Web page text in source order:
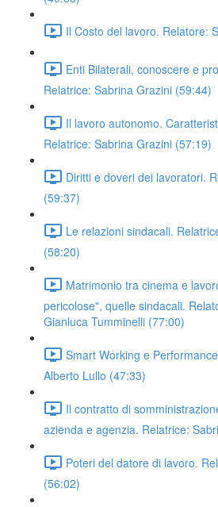
Il Costo del lavoro. Relatore:
Enti Bilaterali, conoscere e
Relatrice: Sabrina Grazini (59:44)
Il lavoro autonomo.
Relatrice: Sabrina Grazini (57:19)
Diritti e doveri dei lavoratori.
(59:37)
Le relazioni sindacali.
(58:20)
Matrimonio tra cinema e
pericolose", quelle sindacali.
Gianluca Tumminelli (77:00)
Smart Working e
Alberto Lullo (47:33)
Il contratto di
azienda e agenzia. Relatrice:
Poteri del datore di lavoro.
(56:02)